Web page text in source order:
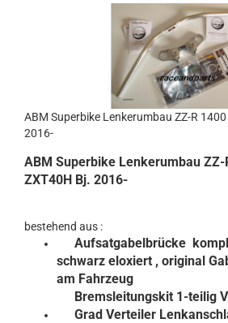
ABM Superbike Lenkerumbau ZZ-R
2016-
ABM Superbike Lenkerumbau ZZ-
ZXT40H Bj. 2016-
bestehend aus :
Aufsatgabelbrücke
schwarz eloxiert , original
am Fahrzeug
Bremsleitungskit 1-teilig
Grad Verteiler